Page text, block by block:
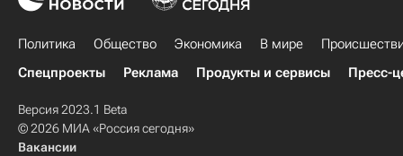
Политика Общество Экономика В мире
Спецпроекты
Реклама Продукты и сервисы Пресс-
Версия 2023.1 Beta
© 2026 МИА «Россия сегодня»
Вакансии